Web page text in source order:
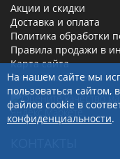
Акции и скидки
Доставка и оплата
Политика обработки
Правила продажи в
Карта сайта
Личный кабинет
На нашем сайте мы
пользоваться сайтом,
файлов cookie в
конфиденциальности.